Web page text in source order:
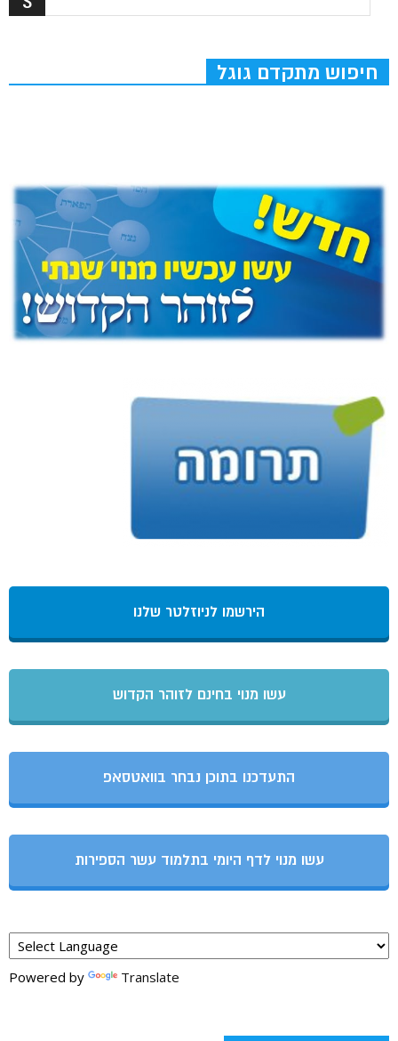
חיפוש מתקדם גוגל
הירשמו לניוזלטר שלנו
עשו מנוי בחינם לזוהר הקדוש
התעדכנו בתוכן נבחר בוואטסאפ
עשו מנוי לדף היומי בתלמוד עשר הספירות
Powered by Translate